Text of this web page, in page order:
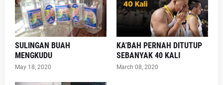
SULINGAN BUAH
MENGKUDU
May 18, 2020
KA'BAH PERNAH DITUTUP
SEBANYAK 40 KALI
March 08, 2020